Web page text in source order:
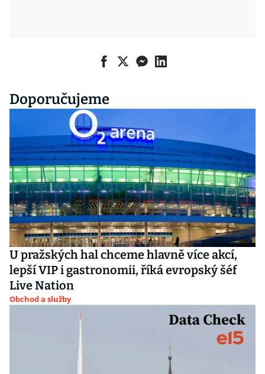
Doporučujeme
U pražských hal chceme hlavně více akcí,
lepší VIP i gastronomii, říká evropský šéf
Live Nation
Obchod a služby